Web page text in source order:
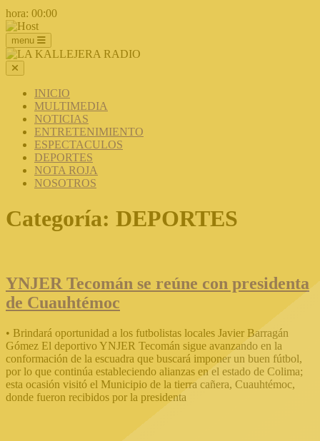
hora: 00:00
menu
INICIO
MULTIMEDIA
NOTICIAS
ENTRETENIMIENTO
ESPECTACULOS
DEPORTES
NOTA ROJA
NOSOTROS
Categoría: DEPORTES
YNJER Tecomán se reúne con presidenta
de Cuauhtémoc
• Brindará oportunidad a los futbolistas locales Javier Barragán
Gómez El deportivo YNJER Tecomán sigue avanzando en la
conformación de la escuadra que buscará imponer un buen fútbol,
por lo que continúa estableciendo alianzas en el estado de Colima;
esta ocasión visitó el Municipio de la tierra cañera, Cuauhtémoc,
donde fueron recibidos por la presidenta